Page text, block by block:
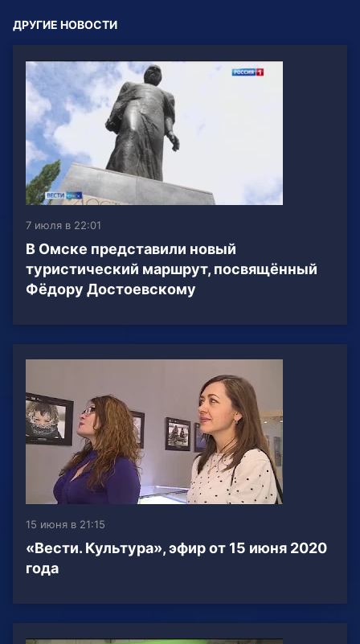
ДРУГИЕ НОВОСТИ
7 июля в 22:01
В Омске представили новый
туристический маршрут, посвящённый
Фёдору Достоевскому
15 июня в 21:15
«Вести. Культура», эфир от 15 июня 2020
года